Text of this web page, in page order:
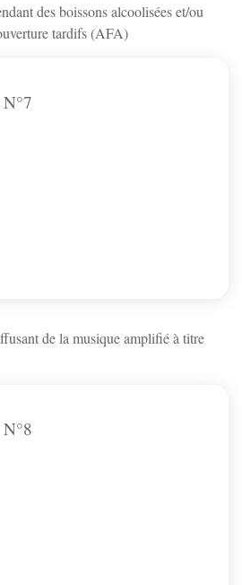
des boissons alcoolisées et/ou
tardifs (AFA)
de la musique amplifié à titre